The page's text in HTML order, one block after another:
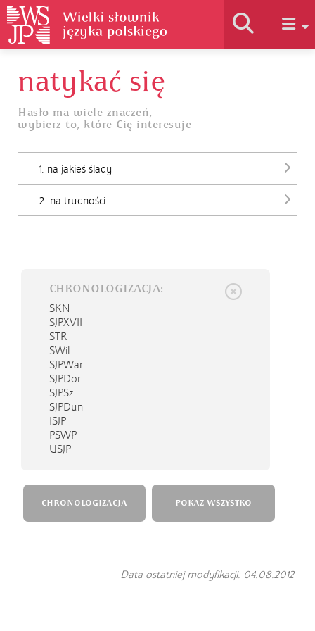
Historia słownika
Jak korzystać
Podstawy naukowe
natykać się
Hasło ma wiele znaczeń,
wybierz to, które Cię interesuje
1. na jakieś ślady
2. na trudności
CHRONOLOGIZACJA:
SKN
SJPXVII
STR
SWil
SJPWar
SJPDor
SJPSz
SJPDun
ISJP
PSWP
USJP
CHRONOLOGIZACJA POKAŻ WSZYSTKO
Data ostatniej modyfikacji: 04.08.2012